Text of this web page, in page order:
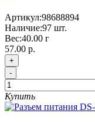
Артикул:98688894
Наличие:97 шт.
Вес:40.00 г
57.00 р.
+
-
Купить